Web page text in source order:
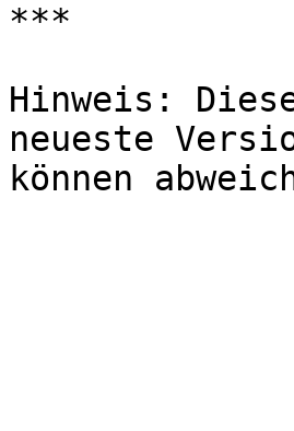
***
Hinweis:
neueste